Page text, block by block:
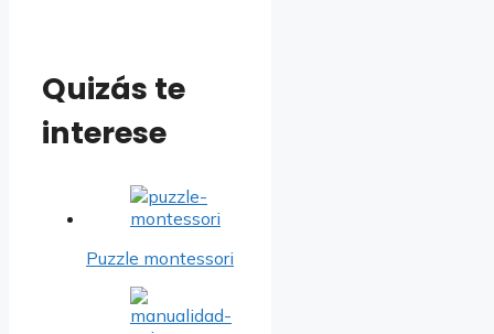
Quizás te
interese
Puzzle montessori